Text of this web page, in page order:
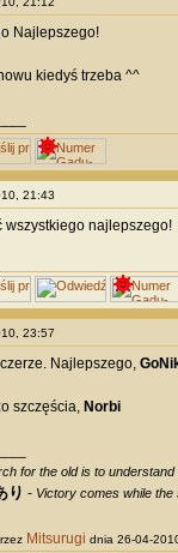
Najlepszego!
kiedyś trzeba ^^
21:43
wszystkiego najlepszego!
23:57
Najlepszego,
szczęścia, Norbi
for the old is to understand
り - Victory comes while
Mitsurugi dnia 26-04-